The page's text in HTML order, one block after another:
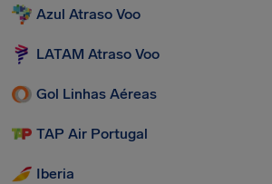
Azul Atraso Voo
LATAM Atraso Voo
Gol Linhas Aéreas
TAP Air Portugal
Iberia